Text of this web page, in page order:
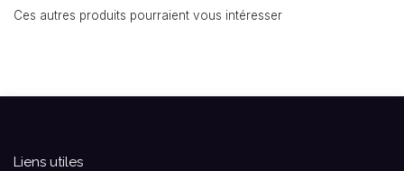
Ces autres produits pourraient vous intéresser
Liens utiles